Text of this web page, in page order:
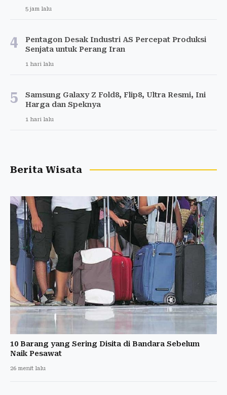
5 jam lalu
4
Pentagon Desak Industri AS Percepat Produksi
Senjata untuk Perang Iran
1 hari lalu
5
Samsung Galaxy Z Fold8, Flip8, Ultra Resmi, Ini
Harga dan Speknya
1 hari lalu
Berita Wisata
10 Barang yang Sering Disita di Bandara Sebelum
Naik Pesawat
26 menit lalu